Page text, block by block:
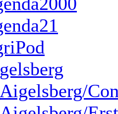
Aigelsberg/